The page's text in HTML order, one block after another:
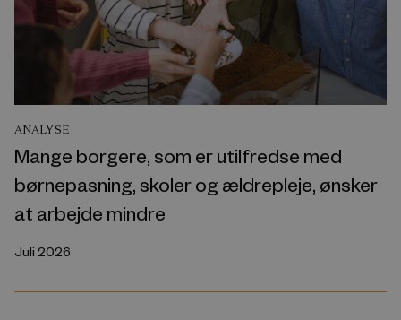
ANALYSE
Mange borgere, som er utilfredse med
børnepasning, skoler og ældrepleje, ønsker
at arbejde mindre
Juli 2026